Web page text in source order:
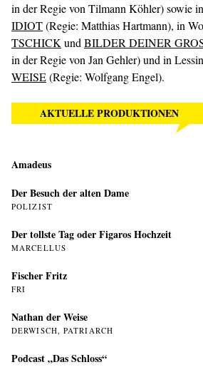
in der Regie von Tilmann Köhler) sowie
IDIOT(Regie: Matthias Hartmann), in
TSCHICK und BILDER DEINER
in der Regie von Jan Gehler) und in
WEISE(Regie: Wolfgang Engel).
AKTUELLE PRODUKTIONEN
Amadeus
Der Besuch der alten Dame
POLIZIST
Der tollste Tag oder Figaros Hochzeit
MARCELLUS
Fischer Fritz
FRI
Nathan der Weise
DERWISCH, PATRIARCH
Podcast „Das Schloss“